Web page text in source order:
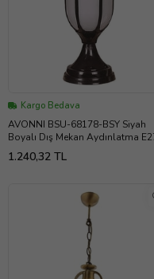
Kargo Bedava
AVONNI BSU-68178-BSY Siyah
Boyalı Dış Mekan Aydınlatma
ABS Polikarbon Cam 16cm
1.240,32 TL